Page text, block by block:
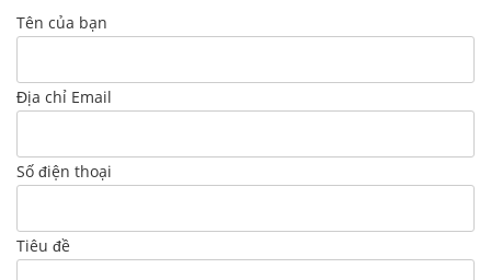
Tên của bạn
Địa chỉ Email
Số điện thoại
Tiêu đề